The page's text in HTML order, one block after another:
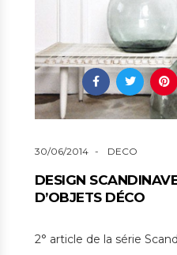
30/06/2014 DECO
DESIGN
D’OBJETS DÉCO
2° article de la série